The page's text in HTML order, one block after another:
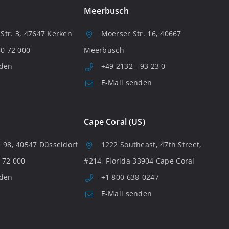
3, 47647 Kerken
72 000
Meerbusch
Moerser Str. 16, 40667
Meerbusch
+49 2132 - 93 23 0
E-Mail senden
98, 40547 Düsseldorf
000
Cape Coral (US)
1222 Southeast, 47th Street,
#214, Florida 33904 Cape Coral
+1 800 638-0247
E-Mail senden